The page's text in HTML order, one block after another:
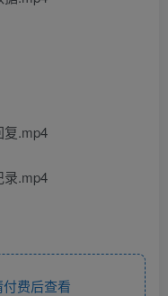
复.mp4
录.mp4
费后查看